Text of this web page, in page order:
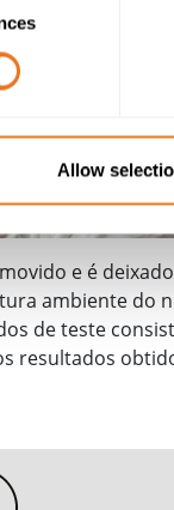
Allow
e é
ambiente do
de teste
resultados